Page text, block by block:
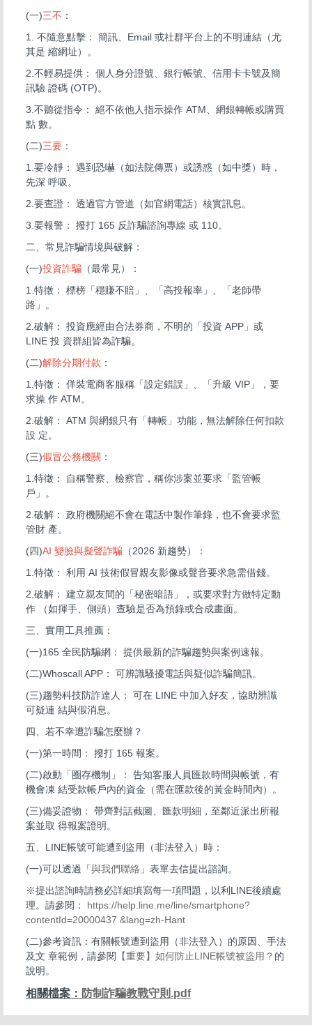
(一)三不 ：
1. 不隨意點擊： 簡訊、Email 或社群平台上的不明連結（尤
其是 縮網址）。
2.不輕易提供： 個人身分證號、銀行帳號、信用卡卡號及簡
訊驗 證碼 (OTP)。
3.不聽從指令： 絕不依他人指示操作 ATM、網銀轉帳或購買
點 數。
(二)三要 ：
1.要冷靜： 遇到恐嚇（如法院傳票）或誘惑（如中獎）時，
先深 呼吸。
2.要查證： 透過官方管道（如官網電話）核實訊息。
3.要報警： 撥打 165 反詐騙諮詢專線 或 110。
二、常見詐騙情境與破解：
(一)投資詐騙 （最常見）：
1.特徵： 標榜「穩賺不賠」、「高投報率」、「老師帶
路」。
2.破解： 投資應經由合法券商，不明的「投資 APP」或
LINE 投 資群組皆為詐騙。
(二)解除分期付款 ：
1.特徵： 佯裝電商客服稱「設定錯誤」、「升級 VIP」，要
求操 作 ATM。
2.破解： ATM 與網銀只有「轉帳」功能，無法解除任何扣款
設 定。
(三)假冒公務機關 ：
1.特徵： 自稱警察、檢察官，稱你涉案並要求「監管帳
戶」。
2.破解： 政府機關絕不會在電話中製作筆錄，也不會要求監
管財 產。
(四)AI 變臉與擬聲詐騙 （2026 新趨勢）：
1.特徵： 利用 AI 技術假冒親友影像或聲音要求急需借錢。
2.破解： 建立親友間的「秘密暗語」，或要求對方做特定動
作 （如揮手、側頭）查驗是否為預錄或合成畫面。
三、實用工具推薦：
(一)165 全民防騙網： 提供最新的詐騙趨勢與案例速報。
(二)Whoscall APP： 可辨識騷擾電話與疑似詐騙簡訊。
(三)趨勢科技防詐達人： 可在 LINE 中加入好友，協助辨識
可疑連 結與假消息。
四、若不幸遭詐騙怎麼辦？
(一)第一時間： 撥打 165 報案。
(二)啟動「圈存機制」： 告知客服人員匯款時間與帳號，有
機會凍 結受款帳戶內的資金（需在匯款後的黃金時間內）。
(三)備妥證物： 帶齊對話截圖、匯款明細，至鄰近派出所報
案並取 得報案證明。
五、LINE帳號可能遭到盜用（非法登入）時：
(一)可以透過「與我們聯絡 」表單去信提出諮詢。
※提出諮詢時請務必詳細填寫每一項問題，以利LINE後續處
理。請參閱： https://help.line.me/line/smartphone?
contentId=20000437 &lang=zh-Hant
(二)參考資訊：有關帳號遭到盜用（非法登入）的原因、手法
及文 章範例，請參閱 【重要】如何防止LINE帳號被盜用？ 的
說明。
相關檔案： 防制詐騙教戰守則.pdf